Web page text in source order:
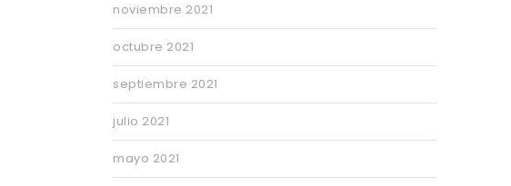
noviembre 2021
octubre 2021
septiembre 2021
julio 2021
mayo 2021